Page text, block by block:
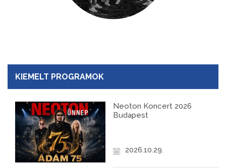
KIEMELT PROGRAMOK
Neoton Koncert 2026
Budapest
2026.10.29.